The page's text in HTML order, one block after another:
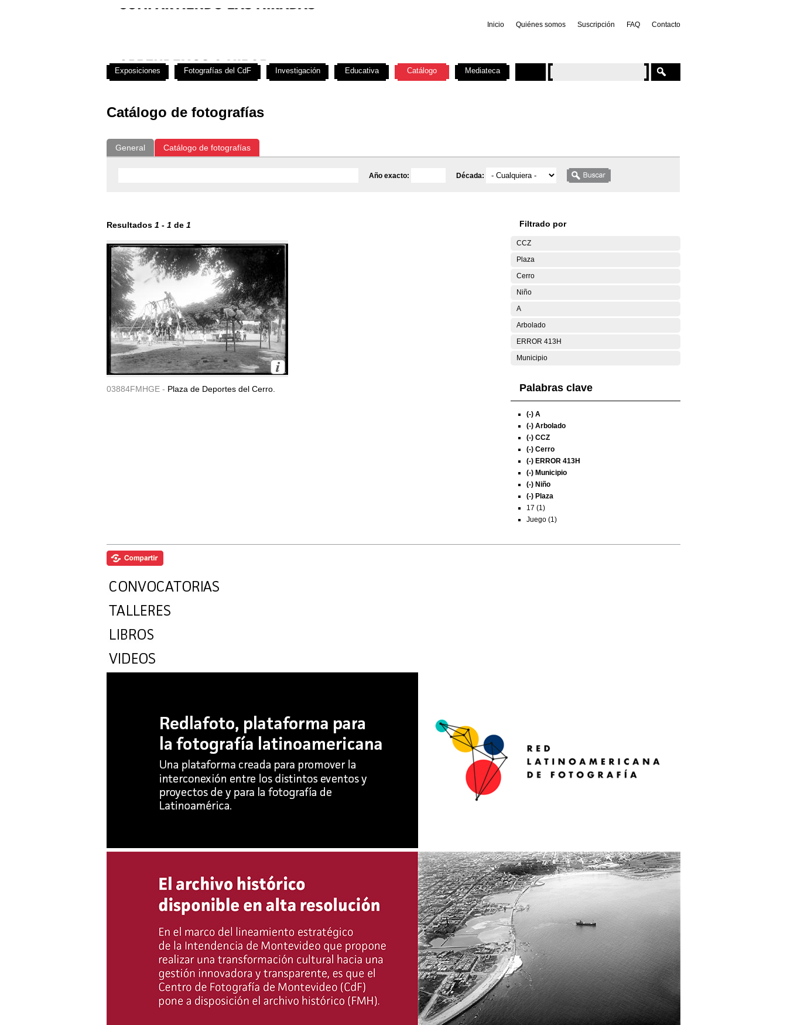
Inicio Quiénes somos Suscripción FAQ Contacto
Catálogo de fotografías
General Catálogo de fotografías
Año exacto: Década:
Resultados 1 - 1 de 1
03884FMHGE - Plaza de Deportes del Cerro.
Filtrado por
CCZ
Plaza
Cerro
Niño
A
Arbolado
ERROR 413H
Municipio
Palabras clave
(-) A
(-) Arbolado
(-) CCZ
(-) Cerro
(-) ERROR 413H
(-) Municipio
(-) Niño
(-) Plaza
17 (1)
Juego (1)
Exposiciones Fotografías del CdF Investigación Educativa Catálogo Mediateca